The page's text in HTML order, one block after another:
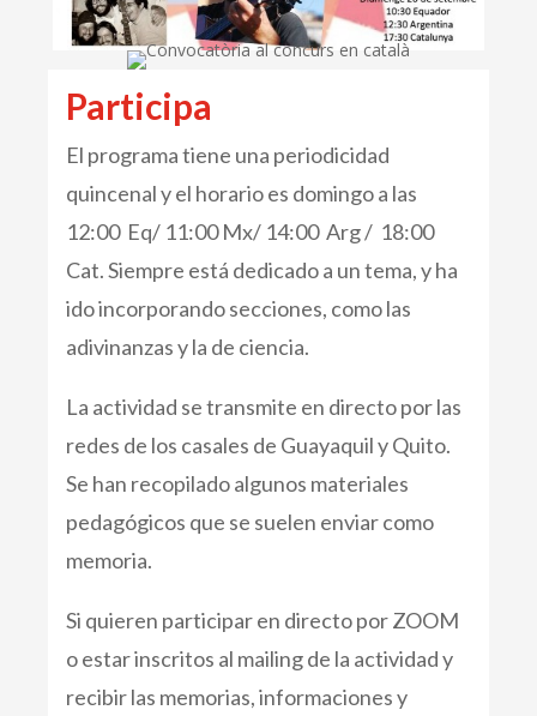
Participa
El programa tiene una periodicidad
quincenal y el horario es domingo a las
12:00 Eq/ 11:00 Mx/ 14:00 Arg / 18:00
Cat. Siempre está dedicado a un tema, y ha
ido incorporando secciones, como las
adivinanzas y la de ciencia.
La actividad se transmite en directo por las
redes de los casales de Guayaquil y Quito.
Se han recopilado algunos materiales
pedagógicos que se suelen enviar como
memoria.
Si quieren participar en directo por ZOOM
o estar inscritos al mailing de la actividad y
recibir las memorias, informaciones y